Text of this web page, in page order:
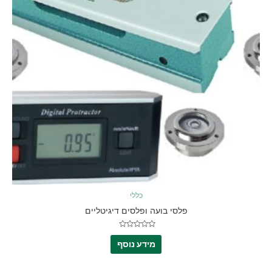
כללי
פלסי בועה ופלסים דיגיטליים
דורג
0
מתוך
5
מידע נוסף